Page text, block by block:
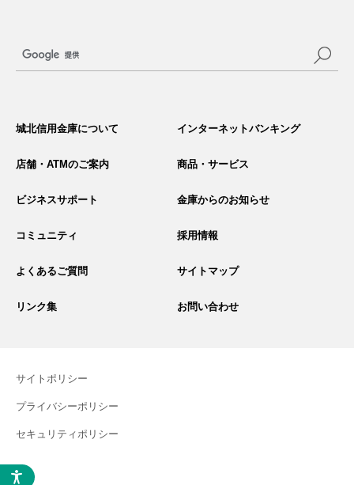
城北信用金庫について インターネットバンキング
店舗・ATMのご案内 商品・サービス
ビジネスサポート 金庫からのお知らせ
コミュニティ 採用情報
よくあるご質問 サイトマップ
リンク集 お問い合わせ
サイトポリシー
プライバシーポリシー
セキュリティポリシー